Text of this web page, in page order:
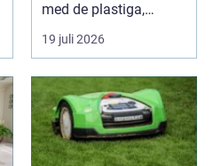
med de plastiga,
svårstädade
varianterna mång...
19 juli 2026